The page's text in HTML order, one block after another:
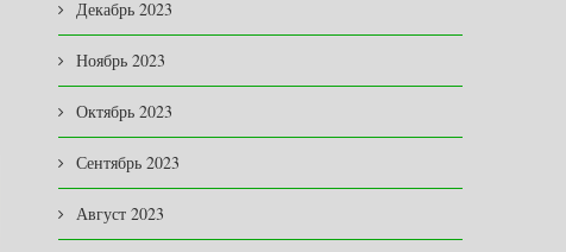
Декабрь 2023
Ноябрь 2023
Октябрь 2023
Сентябрь 2023
Август 2023